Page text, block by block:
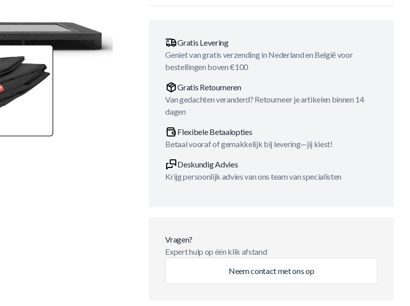
Gratis Levering
Geniet van gratis verzending in Nederland en België voor
bestellingen boven €100
Gratis Retourneren
Van gedachten veranderd? Retourneer je artikelen binnen 14
dagen
Flexibele Betaalopties
Betaal vooraf of gemakkelijk bij levering—jij kiest!
Deskundig Advies
Krijg persoonlijk advies van ons team van specialisten
Vragen?
Expert hulp op één klik afstand
Neem contact met ons op